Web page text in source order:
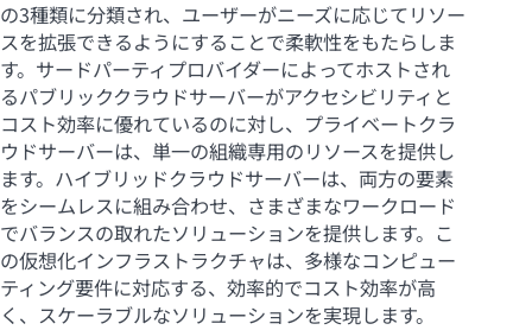
の3種類に分類され、ユーザーがニーズに応じてリソー
スを拡張できるようにすることで柔軟性をもたらしま
す。サードパーティプロバイダーによってホストされ
るパブリッククラウドサーバーがアクセシビリティと
コスト効率に優れているのに対し、プライベートクラ
ウドサーバーは、単一の組織専用のリソースを提供し
ます。ハイブリッドクラウドサーバーは、両方の要素
をシームレスに組み合わせ、さまざまなワークロード
でバランスの取れたソリューションを提供します。こ
の仮想化インフラストラクチャは、多様なコンピュー
ティング要件に対応する、効率的でコスト効率が高
く、スケーラブルなソリューションを実現します。